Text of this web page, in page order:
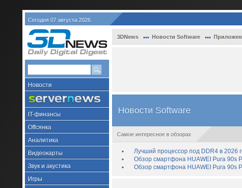
Сегодня 07 августа 2026
Новости
IT-финансы
Offсянка
Аналитика
Видеокарты
Звук и акустика
Игры
3DNews Новости Software
Новости Software
Самое интересное в обзорах
Лучший процессор под DDR4 в 2026
Обзор смартфона HUAWEI Pura 90s
Обзор смартфона HUAWEI Pura 90s